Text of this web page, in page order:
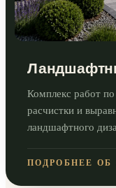
Комплекс работ
расчистки и
ландшафтного
ПОДРОБНЕЕ ОБ